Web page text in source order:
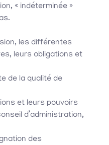
« indéterminée »
les différentes
leurs obligations et
de la qualité de
et leurs pouvoirs
d’administration,
des